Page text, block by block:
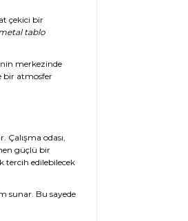
çekici bir
tablo
merkezinde
bir atmosfer
Çalışma odası,
güçlü bir
tercih edilebilecek
sunar. Bu sayede